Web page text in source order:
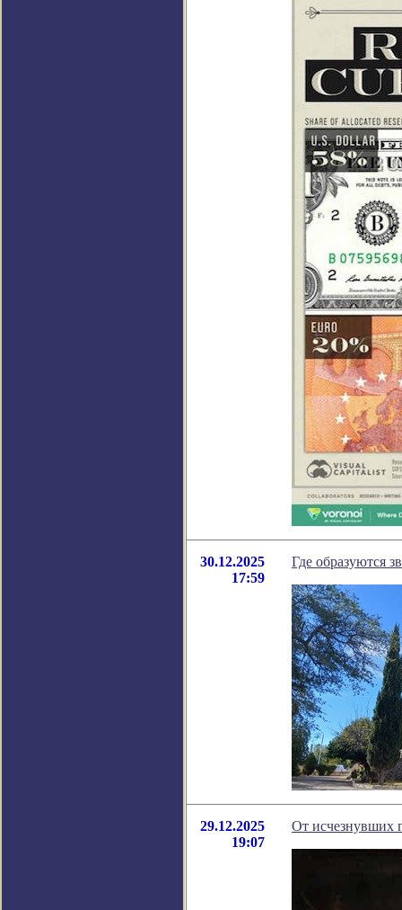
30.12.2025
17:59
Где образуются
29.12.2025
19:07
От исчезнувших